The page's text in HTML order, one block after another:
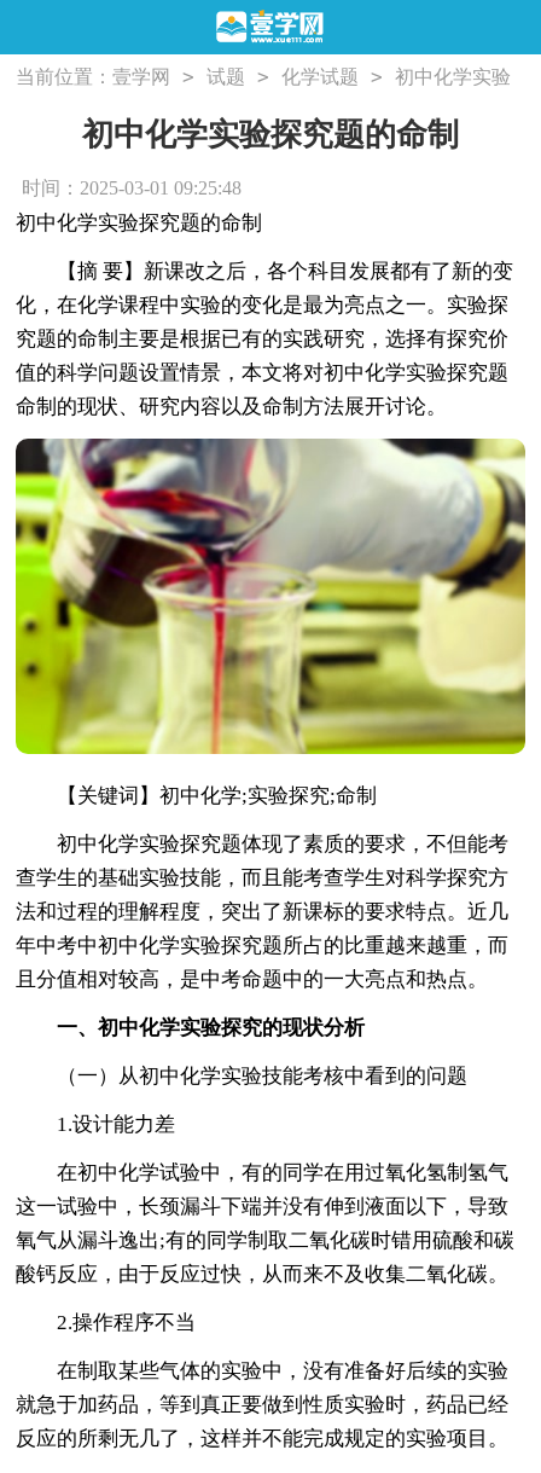
当前位置：壹学网 > 试题 > 化学试题 >
初中化学实验
探究题的命制
初中化学实验探究题的命制
时间：2025-03-01 09:25:48
初中化学实验探究题的命制
【摘 要】新课改之后，各个科目发展都有了新的变
化，在化学课程中实验的变化是最为亮点之一。实验探
究题的命制主要是根据已有的实践研究，选择有探究价
值的科学问题设置情景，本文将对初中化学实验探究题
命制的现状、研究内容以及命制方法展开讨论。
【关键词】初中化学;实验探究;命制
初中化学实验探究题体现了素质的要求，不但能考
查学生的基础实验技能，而且能考查学生对科学探究方
法和过程的理解程度，突出了新课标的要求特点。近几
年中考中初中化学实验探究题所占的比重越来越重，而
且分值相对较高，是中考命题中的一大亮点和热点。
一、初中化学实验探究的现状分析
（一）从初中化学实验技能考核中看到的问题
1.设计能力差
在初中化学试验中，有的同学在用过氧化氢制氢气
这一试验中，长颈漏斗下端并没有伸到液面以下，导致
氧气从漏斗逸出;有的同学制取二氧化碳时错用硫酸和碳
酸钙反应，由于反应过快，从而来不及收集二氧化碳。
2.操作程序不当
在制取某些气体的实验中，没有准备好后续的实验
就急于加药品，等到真正要做到性质实验时，药品已经
反应的所剩无几了，这样并不能完成规定的实验项目。